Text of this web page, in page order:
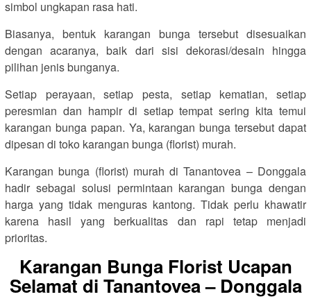
simbol ungkapan rasa hati.
Biasanya, bentuk karangan bunga tersebut disesuaikan
dengan acaranya, baik dari sisi dekorasi/desain hingga
pilihan jenis bunganya.
Setiap perayaan, setiap pesta, setiap kematian, setiap
peresmian dan hampir di setiap tempat sering kita temui
karangan bunga papan. Ya, karangan bunga tersebut dapat
dipesan di toko karangan bunga (florist) murah.
Karangan bunga (florist) murah di Tanantovea – Donggala
hadir sebagai solusi permintaan karangan bunga dengan
harga yang tidak menguras kantong. Tidak perlu khawatir
karena hasil yang berkualitas dan rapi tetap menjadi
prioritas.
Karangan Bunga Florist Ucapan
Selamat di Tanantovea – Donggala